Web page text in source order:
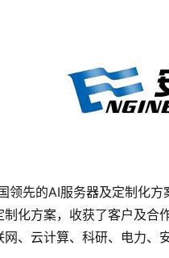
领先的AI服务器及定制化
化方案，收获了客户及
、云计算、科研、电力